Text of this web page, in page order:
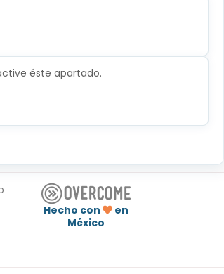
éste apartado.
Hecho con
en
México